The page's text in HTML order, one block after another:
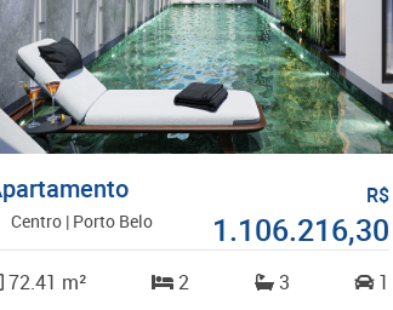
Apartamento
Centro | Porto Belo
R$
1.106.216,30
72.41 m² 2 3 1